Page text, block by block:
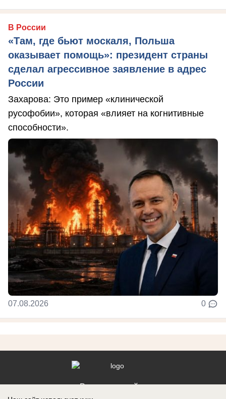
В России
«Там, где бьют москаля, Польша
оказывает помощь»: президент страны
сделал агрессивное заявление в адрес
России
Захарова: Это пример «клинической
русофобии», которая «влияет на когнитивные
способности».
07.08.2026 0
Реклама на сайте